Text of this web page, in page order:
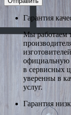
Гарантия
Мы работаем
официальную
в сервисных
уверенны в
услуг.
Гарантия